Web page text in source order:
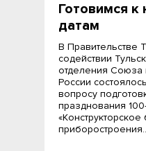
Готовимся
датам
В Правительстве
содействии
отделения Союза
России
вопросу
празднования